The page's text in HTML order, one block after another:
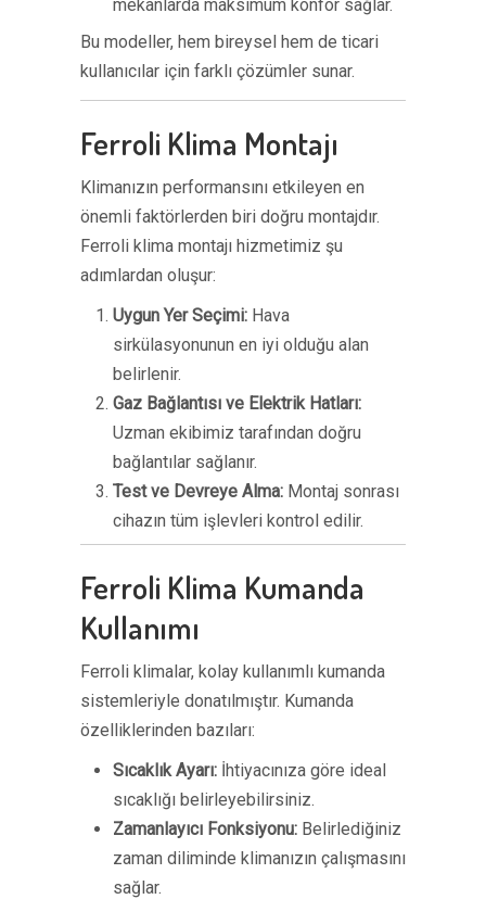
mekanlarda maksimum konfor sağlar.
Bu modeller, hem bireysel hem de ticari
kullanıcılar için farklı çözümler sunar.
Ferroli Klima Montajı
Klimanızın performansını etkileyen en
önemli faktörlerden biri doğru montajdır.
Ferroli klima montajı hizmetimiz şu
adımlardan oluşur:
Uygun Yer Seçimi: Hava
sirkülasyonunun en iyi olduğu alan
belirlenir.
Gaz Bağlantısı ve Elektrik Hatları:
Uzman ekibimiz tarafından doğru
bağlantılar sağlanır.
Test ve Devreye Alma: Montaj sonrası
cihazın tüm işlevleri kontrol edilir.
Ferroli Klima Kumanda
Kullanımı
Ferroli klimalar, kolay kullanımlı kumanda
sistemleriyle donatılmıştır. Kumanda
özelliklerinden bazıları:
Sıcaklık Ayarı: İhtiyacınıza göre ideal
sıcaklığı belirleyebilirsiniz.
Zamanlayıcı Fonksiyonu: Belirlediğiniz
zaman diliminde klimanızın çalışmasını
sağlar.